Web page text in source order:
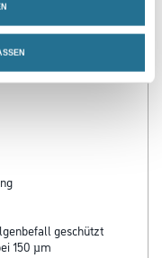
geschützt
150 µm